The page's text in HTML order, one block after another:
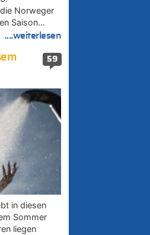
Norweger
Saison…
....weiterlesen
59
in diesen
Sommer
liegen